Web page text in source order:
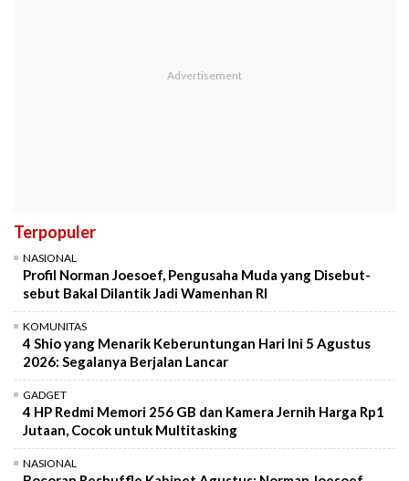
Terpopuler
NASIONAL
Profil Norman Joesoef, Pengusaha Muda yang Disebut-
sebut Bakal Dilantik Jadi Wamenhan RI
KOMUNITAS
4 Shio yang Menarik Keberuntungan Hari Ini 5 Agustus
2026: Segalanya Berjalan Lancar
GADGET
4 HP Redmi Memori 256 GB dan Kamera Jernih Harga Rp1
Jutaan, Cocok untuk Multitasking
NASIONAL